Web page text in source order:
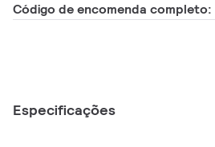
Código de encomenda completo:
Especificações